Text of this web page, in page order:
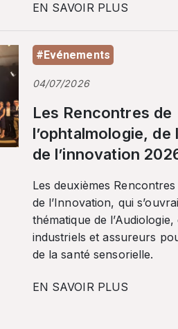
EN SAVOIR PLUS
#Evénements
04/07/2026
Les Rencontres de
l’ophtalmologie, de
de l’innovation
Les deuxièmes
de l’Innovation, qui
thématique de
industriels et assureurs
de la santé sensorielle.
EN SAVOIR PLUS